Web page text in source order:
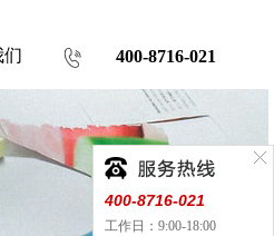
们 400-8716-021
400-8716-021
工作日：9:00-18:00